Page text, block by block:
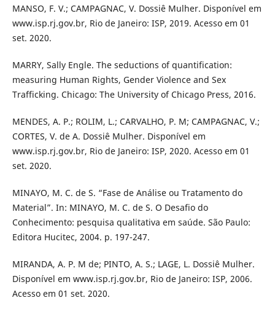
MANSO, F. V.; CAMPAGNAC, V. Dossiê Mulher. Disponível em
www.isp.rj.gov.br, Rio de Janeiro: ISP, 2019. Acesso em 01
set. 2020.
MARRY, Sally Engle. The seductions of quantification:
measuring Human Rights, Gender Violence and Sex
Trafficking. Chicago: The University of Chicago Press, 2016.
MENDES, A. P.; ROLIM, L.; CARVALHO, P. M; CAMPAGNAC, V.;
CORTES, V. de A. Dossiê Mulher. Disponível em
www.isp.rj.gov.br, Rio de Janeiro: ISP, 2020. Acesso em 01
set. 2020.
MINAYO, M. C. de S. “Fase de Análise ou Tratamento do
Material”. In: MINAYO, M. C. de S. O Desafio do
Conhecimento: pesquisa qualitativa em saúde. São Paulo:
Editora Hucitec, 2004. p. 197-247.
MIRANDA, A. P. M de; PINTO, A. S.; LAGE, L. Dossiê Mulher.
Disponível em www.isp.rj.gov.br, Rio de Janeiro: ISP, 2006.
Acesso em 01 set. 2020.